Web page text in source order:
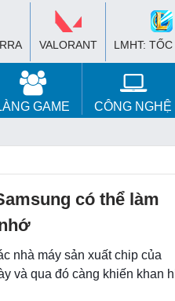
VALORANT LMHT:
GAME CÔNG NGHỆ
có thể làm
nhà máy sản xuất chip của
và qua đó càng khiến khan